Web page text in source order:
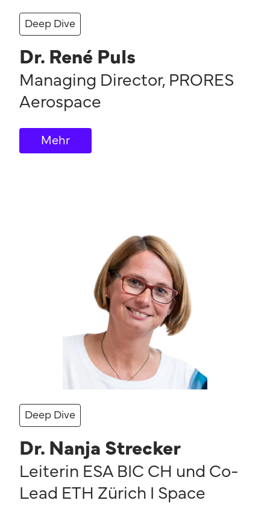
Deep Dive
Dr. René Puls
Managing Director, PRORES
Aerospace
Mehr
Deep Dive
Dr. Nanja Strecker
Leiterin ESA BIC CH und Co-
Lead ETH Zürich I Space